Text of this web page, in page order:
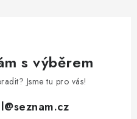
s výběrem
Jsme tu pro vás!
@seznam.cz